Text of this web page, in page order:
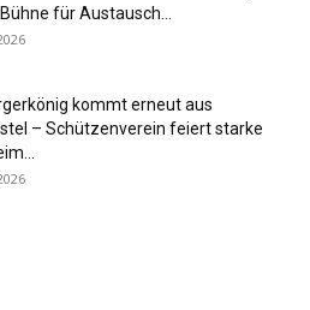
für Austausch...
kommt erneut aus
– Schützenverein feiert starke